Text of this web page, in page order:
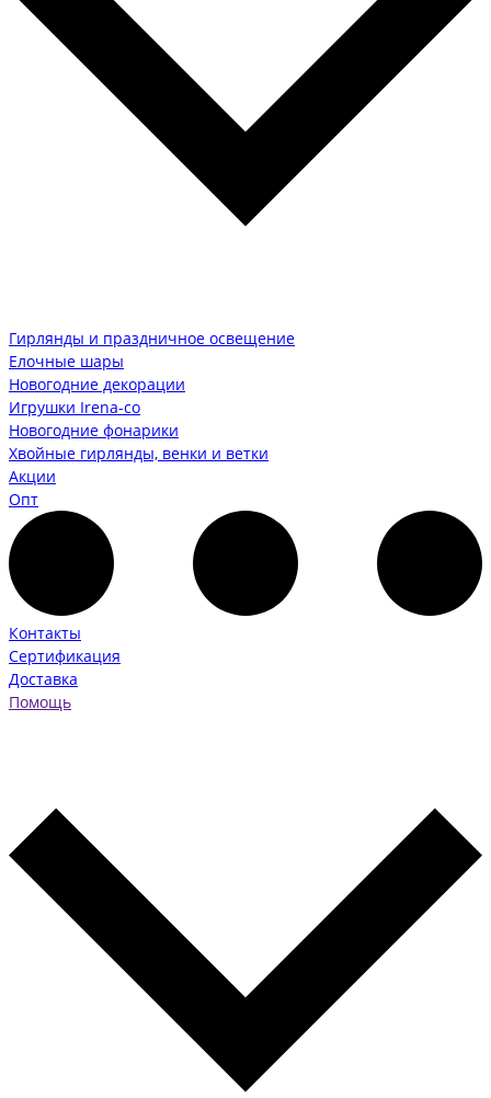
Гирлянды и праздничное освещение
Елочные шары
Новогодние декорации
Игрушки Irena-co
Новогодние фонарики
Хвойные гирлянды, венки и ветки
Акции
Опт
Контакты
Сертификация
Доставка
Помощь